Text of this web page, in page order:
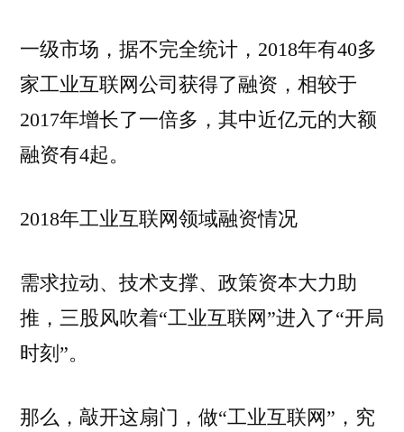
一级市场，据不完全统计，2018年有40多
家工业互联网公司获得了融资，相较于
2017年增长了一倍多，其中近亿元的大额
融资有4起。
2018年工业互联网领域融资情况
需求拉动、技术支撑、政策资本大力助
推，三股风吹着“工业互联网”进入了“开局
时刻”。
那么，敲开这扇门，做“工业互联网”，究